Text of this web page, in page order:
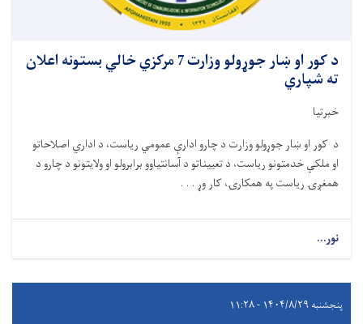
د کور او ښار جوړولو وزارت 7 مرکزي خالي بستونه اعلان
ته شپاري
خبرتیا
د کور او ښار جوړولو وزارت د چارو ادارې عمومي ریاست، د اداري اصلاحاتو
او ملکي خدمتونو ریاست، د تعییناتو د آسانتیاوو برابرولو او ولایتونو د چارو د
همغږۍ ریاست په همکارۍ، کار وړ . . .
نور...
پنجشنبه ۱۴۰۴/۸/۲۹ - ۱۱:۲۸